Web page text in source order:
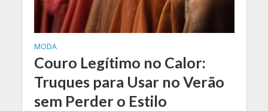
MODA
Couro Legítimo no Calor:
Truques para Usar no Verão
sem Perder o Estilo